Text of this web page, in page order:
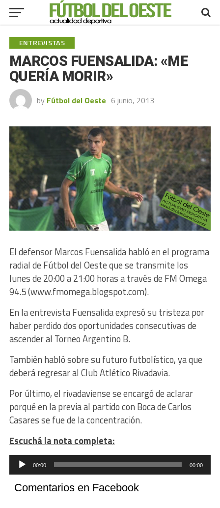
ENTREVISTAS
MARCOS FUENSALIDA: «ME
QUERÍA MORIR»
by Fútbol del Oeste 6 junio, 2013
El defensor Marcos Fuensalida habló en el programa
radial de Fútbol del Oeste que se transmite los
lunes de 20:00 a 21:00 horas a través de FM Omega
94.5 (www.fmomega.blogspot.com).
En la entrevista Fuensalida expresó su tristeza por
haber perdido dos oportunidades consecutivas de
ascender al Torneo Argentino B.
También habló sobre su futuro futbolístico, ya que
deberá regresar al Club Atlético Rivadavia.
Por último, el rivadaviense se encargó de aclarar
porqué en la previa al partido con Boca de Carlos
Casares se fue de la concentración.
Escuchá la nota completa:
Reproductor
audio
00:00 00:00
Comentarios en Facebook